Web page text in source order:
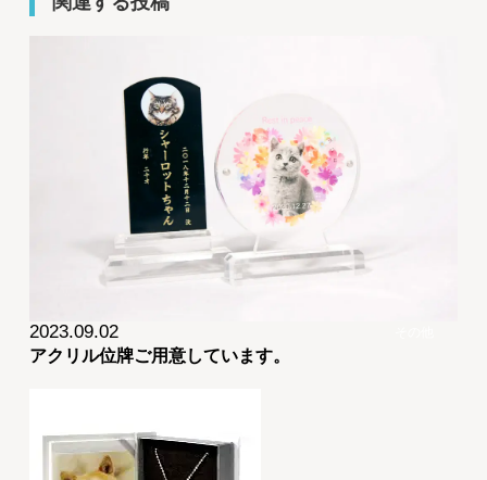
2023.09.02
アクリル位牌ご用意しています。